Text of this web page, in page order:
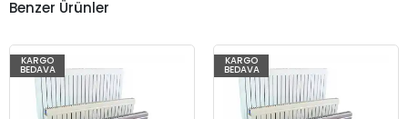
Benzer Ürünler
KARGO
BEDAVA
KARGO
BEDAVA